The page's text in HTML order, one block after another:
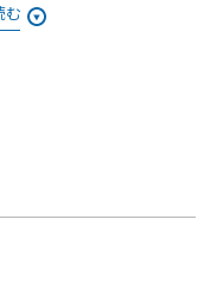
この夏の一軍です」
日ごとの選曲テーマで、
選んだ
む